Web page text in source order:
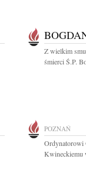
Z wielkim
śmierci Ś.P.
POZNAŃ
Ordynatorowi
Kwineckiemu